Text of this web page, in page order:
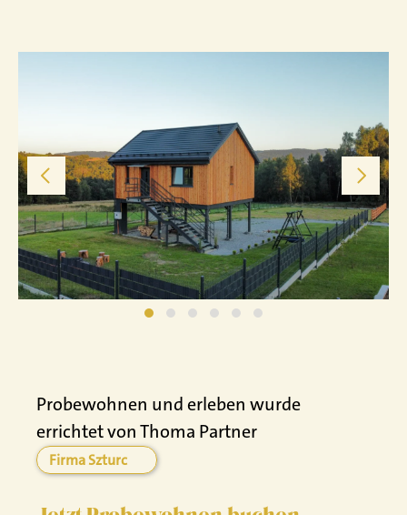
Probewohnen und erleben wurde
errichtet von Thoma Partner
Firma Szturc